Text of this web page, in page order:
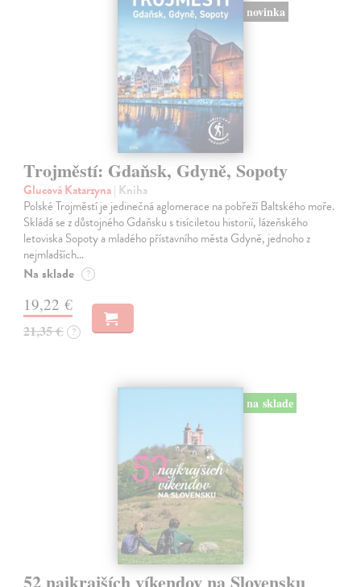
novinka
Trojměstí: Gdaňsk, Gdyně, Sopoty
Glucová Katarzyna| Kniha
Polské Trojměstí je jedinečná aglomerace na pobřeží Baltského moře.
Skládá se z důstojného Gdaňsku s tisíciletou historií, lázeňského
letoviska Sopoty a mladého přístavního města Gdyně, jednoho z
nejmladších…
Na sklade ?
19,22 €
21,35 € ?
na sklade
52 najkrajších víkendov na Slovensku